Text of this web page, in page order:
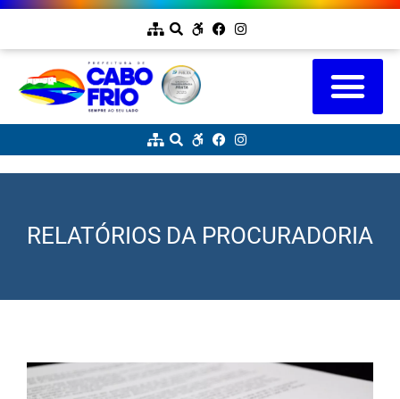
RELATÓRIOS DA PROCURADORIA